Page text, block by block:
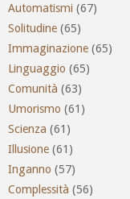
Automatismi (67)
Solitudine (65)
Immaginazione (65)
Linguaggio (65)
Comunità (63)
Umorismo (61)
Scienza (61)
Illusione (61)
Inganno (57)
Complessità (56)